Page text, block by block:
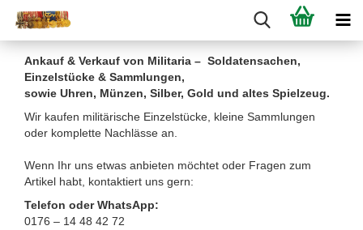
Ankauf & Verkauf von Militaria – Soldatensachen,
Einzelstücke & Sammlungen,
sowie Uhren, Münzen, Silber, Gold und altes Spielzeug.
Wir kaufen militärische Einzelstücke, kleine Sammlungen
oder komplette Nachlässe an.
Wenn Ihr uns etwas anbieten möchtet oder Fragen zum
Artikel habt, kontaktiert uns gern:
Telefon oder WhatsApp:
0176 – 14 48 42 72